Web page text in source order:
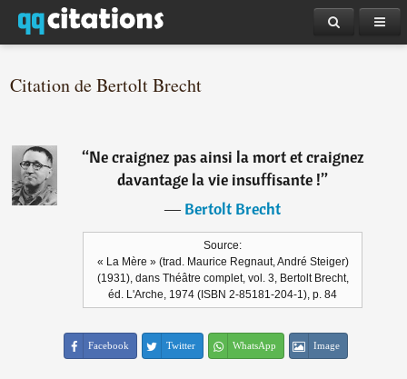
Citation de Bertolt Brecht
“Ne craignez pas ainsi la mort et craignez
davantage la vie insuffisante !”
―Bertolt Brecht
Source:
« La Mère » (trad. Maurice Regnaut, André Steiger)
(1931), dans Théâtre complet, vol. 3, Bertolt Brecht,
éd. L'Arche, 1974 (ISBN 2-85181-204-1), p. 84
Facebook Twitter WhatsApp Image